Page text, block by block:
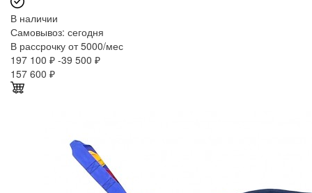
В наличии
Самовывоз: сегодня
В рассрочку от 5000/мес
197 100 ₽ -39 500 ₽
157 600 ₽